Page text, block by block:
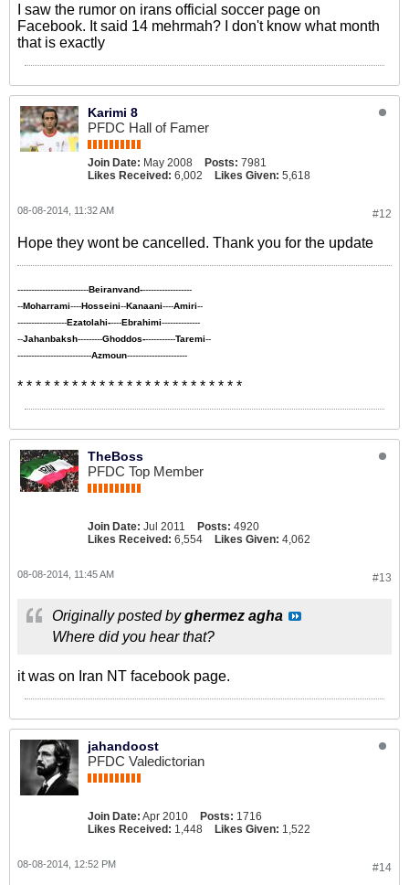
I saw the rumor on irans official soccer page on
Facebook. It said 14 mehrmah? I don't know what month
that is exactly
Karimi 8
PFDC Hall of Famer
Join Date: May 2008 Posts: 7981
Likes Received: 6,002 Likes Given: 5,618
#12
08-08-2014, 11:32 AM
Hope they wont be cancelled. Thank you for the update
--------------------------Beiranvand-------------------
--Moharrami----Hosseini--Kanaani----Amiri--
------------------Ezatolahi-----Ebrahimi--------------
--Jahanbaksh---------Ghoddos------------Taremi--
---------------------------Azmoun----------------------
* * * * * * * * * * * * * * * * * * * * * * * * *
TheBoss
PFDC Top Member
Join Date: Jul 2011 Posts: 4920
Likes Received: 6,554 Likes Given: 4,062
#13
08-08-2014, 11:45 AM
Originally posted byghermez agha
Where did you hear that?
it was on Iran NT facebook page.
jahandoost
PFDC Valedictorian
Join Date: Apr 2010 Posts: 1716
Likes Received: 1,448 Likes Given: 1,522
#14
08-08-2014, 12:52 PM